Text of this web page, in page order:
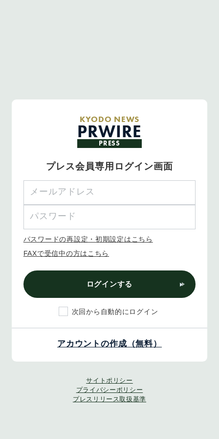
KYODO NEWS
PRWIRE
PRESS
プレス会員専用ログイン画面
パスワードの再設定・初期設定はこちら
FAXで受信中の方はこちら
ログインする
次回から自動的にログイン
アカウントの作成（無料）
サイトポリシー
プライバシーポリシー
プレスリリース取扱基準